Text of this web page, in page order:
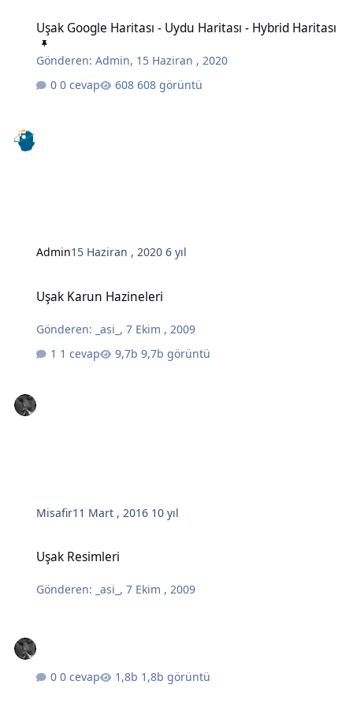
Uşak Google Haritası - Uydu Haritası - Hybrid Haritası
Gönderen:Admin, 15 Haziran , 2020
0 cevap
608 görüntü
Admin15 Haziran , 20206 yıl
Uşak Karun Hazineleri
Gönderen: _asi_ ,7 Ekim , 2009
1 cevap
9,7b görüntü
Misafir11 Mart , 2016 10 yıl
Uşak Resimleri
Gönderen: _asi_ ,7 Ekim , 2009
0 cevap 1,8b görüntü